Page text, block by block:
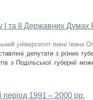
І та ІІ Державних Думах
університет імені Івана
депутати з різних
з Подільської губернії
період 1991 – 2000 рр.